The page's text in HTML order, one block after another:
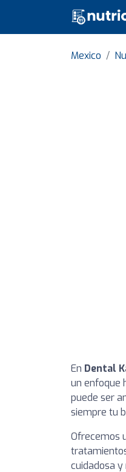
Mexico
En Dental
un enfoque
puede ser
siempre tu
Ofrecemos
cuidadosa